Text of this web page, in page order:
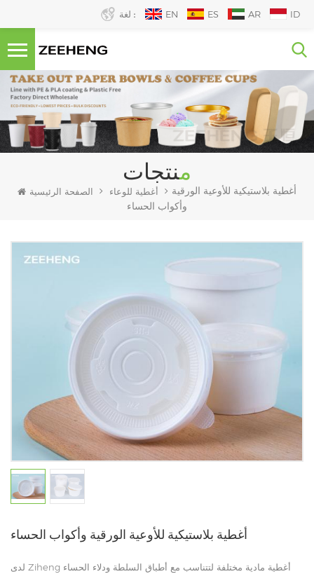
لغة : EN ES AR ID
منتجات
الصفحة الرئيسية أغطية للوعاء
أغطية بلاستيكية للأوعية الورقية
وأكواب الحساء
أغطية بلاستيكية للأوعية الورقية وأكواب الحساء
لدى Ziheng أغطية مادية مختلفة لتتناسب مع أطباق السلطة ودلاء الحساء